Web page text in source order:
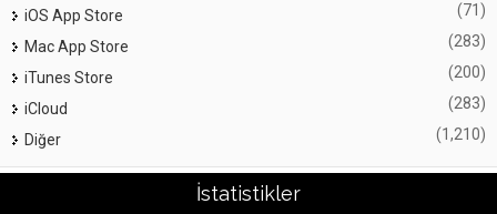
iOS App Store (71)
Mac App Store (283)
iTunes Store (200)
iCloud (283)
Diğer (1,210)
İstatistikler